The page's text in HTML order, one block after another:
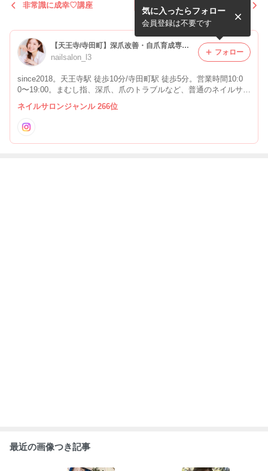
非常識に成幸♡講座
自分が制限さえしなければ
【何でも叶う】
【天王寺/寺田町】深爪改善・自爪育成専門 ネイルサロンＬ３
nailsalon_l3
since2018。天王寺駅 徒歩10分/寺田町駅 徒歩5分。営業時間10:0
0〜19:00。まむし指、深爪、爪のトラブルなど、普通のネイルサロ
無く、素の爪を美しくしたい方、お待ちしております。
気に入ったらフォロー
会員登録は不要です
フォロー
ネイルサロンジャンル 266位